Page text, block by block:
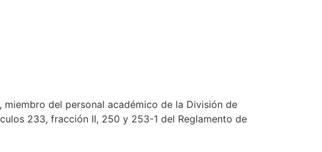
del personal académico de la División de
233, fracción II, 250 y 253-1 del Reglamento de